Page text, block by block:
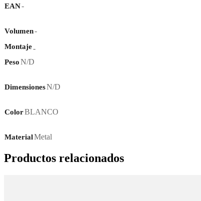
EAN-
Volumen-
Montaje-
PesoN/D
DimensionesN/D
ColorBLANCO
MaterialMetal
Productos relacionados